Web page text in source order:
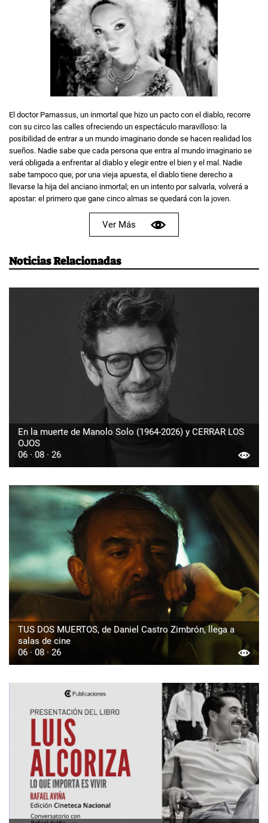
El doctor Parnassus, un inmortal que hizo un pacto con el diablo, recorre
con su circo las calles ofreciendo un espectáculo maravilloso: la
posibilidad de entrar a un mundo imaginario donde se hacen realidad los
sueños. Nadie sabe que cada persona que entra al mundo imaginario se
verá obligada a enfrentar al diablo y elegir entre el bien y el mal. Nadie
sabe tampoco que, por una vieja apuesta, el diablo tiene derecho a
llevarse la hija del anciano inmortal; en un intento por salvarla, volverá a
apostar: el primero que gane cinco almas se quedará con la joven.
Ver Más
Noticias Relacionadas
En la muerte de Manolo Solo (1964-2026) y CERRAR LOS
OJOS
06 · 08 · 26
TUS DOS MUERTOS, de Daniel Castro Zimbrón, llega a
salas de cine
06 · 08 · 26